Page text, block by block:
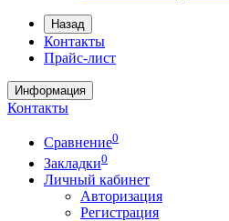
Назад
Контакты
Прайс-лист
Информация
Контакты
Сравнение0
Закладки0
Личный кабинет
Авторизация
Регистрация